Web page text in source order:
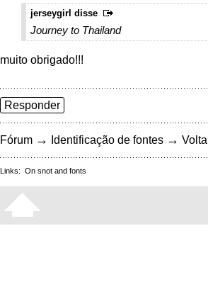
jerseygirl disse
Journey to Thailand
muito obrigado!!!
Responder
Fórum → Identificação de fontes →
Links: On snot and fonts